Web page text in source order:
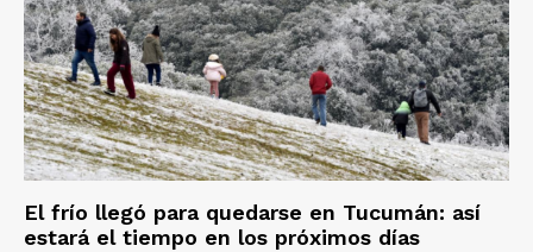
El frío llegó para quedarse en Tucumán: así
estará el tiempo en los próximos días